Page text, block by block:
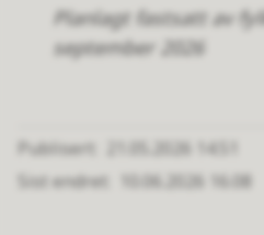
Planlagt fastsatt av
september 2026
Publisert
21.05.2026 14.51
Sist endret
10.06.2026 16.08